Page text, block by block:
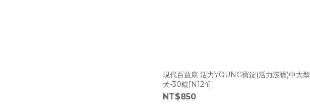
現代百益康 活力YOUNG寶錠(活力漾寶)中大型
犬-30錠[N124]
NT$850